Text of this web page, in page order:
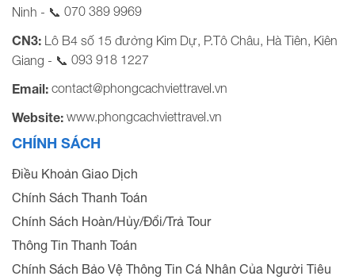
Ninh - 📞 070 389 9969
CN3: Lô B4 số 15 đường Kim Dự, P.Tô Châu, Hà Tiên, Kiên
Giang - 📞 093 918 1227
Email: contact@phongcachviettravel.vn
Website: www.phongcachviettravel.vn
CHÍNH SÁCH
Điều Khoản Giao Dịch
Chính Sách Thanh Toán
Chính Sách Hoàn/Hủy/Đổi/Trả Tour
Thông Tin Thanh Toán
Chính Sách Bảo Vệ Thông Tin Cá Nhân Của Người Tiêu